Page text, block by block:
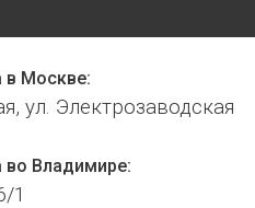
в Москве:
ул. Электрозаводская
во Владимире:
1